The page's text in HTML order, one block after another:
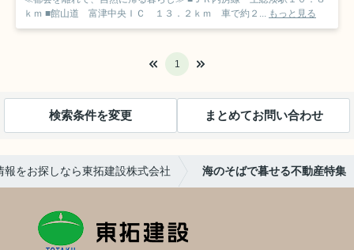
ｋｍ ■館山道 富津中央ＩＣ １３．２ｋｍ 車で約２... もっと見る
1
検索条件を変更 まとめてお問い合わせ
報をお探しなら東拓建設株式会社 海のそばで暮せる不動産特集